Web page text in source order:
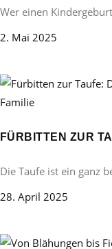
Wer einen
2. Mai 2025
Familie
FÜRBITTEN ZUR
Die Taufe ist ein ganz
28. April 2025